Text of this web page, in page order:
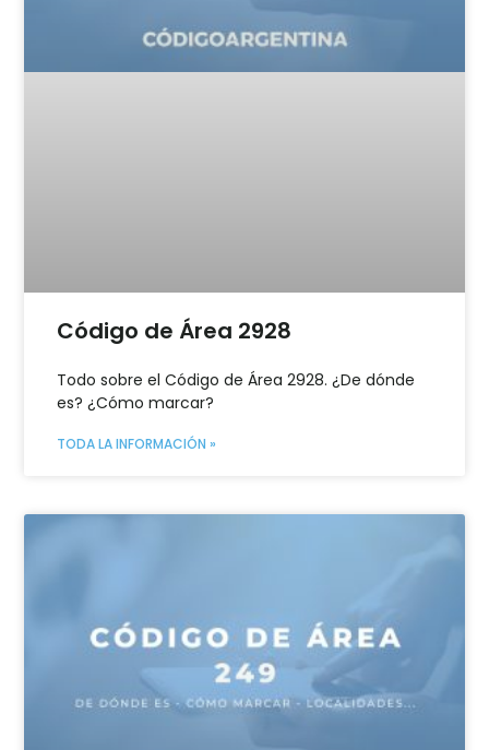
Código de Área 2928
Todo sobre el Código de Área 2928. ¿De dónde
es? ¿Cómo marcar?
TODA LA INFORMACIÓN »